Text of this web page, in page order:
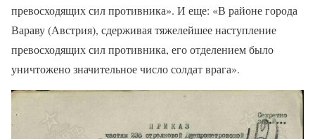
превосходящих сил противника». И еще: «В районе города
Вараву (Австрия), сдерживая тяжелейшее наступление
превосходящих сил противника, его отделением было
уничтожено значительное число солдат врага».